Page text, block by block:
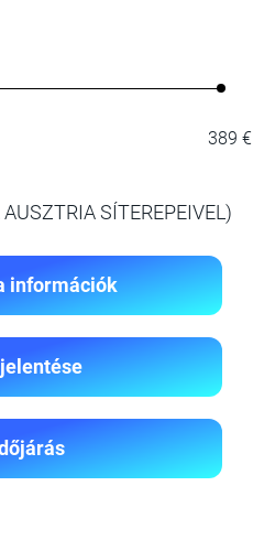
389 €
SÍTEREPEIVEL)
információk